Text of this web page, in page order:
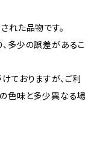
れた品物です。
多少の誤差があるこ
ておりますが、ご利
色味と多少異なる場